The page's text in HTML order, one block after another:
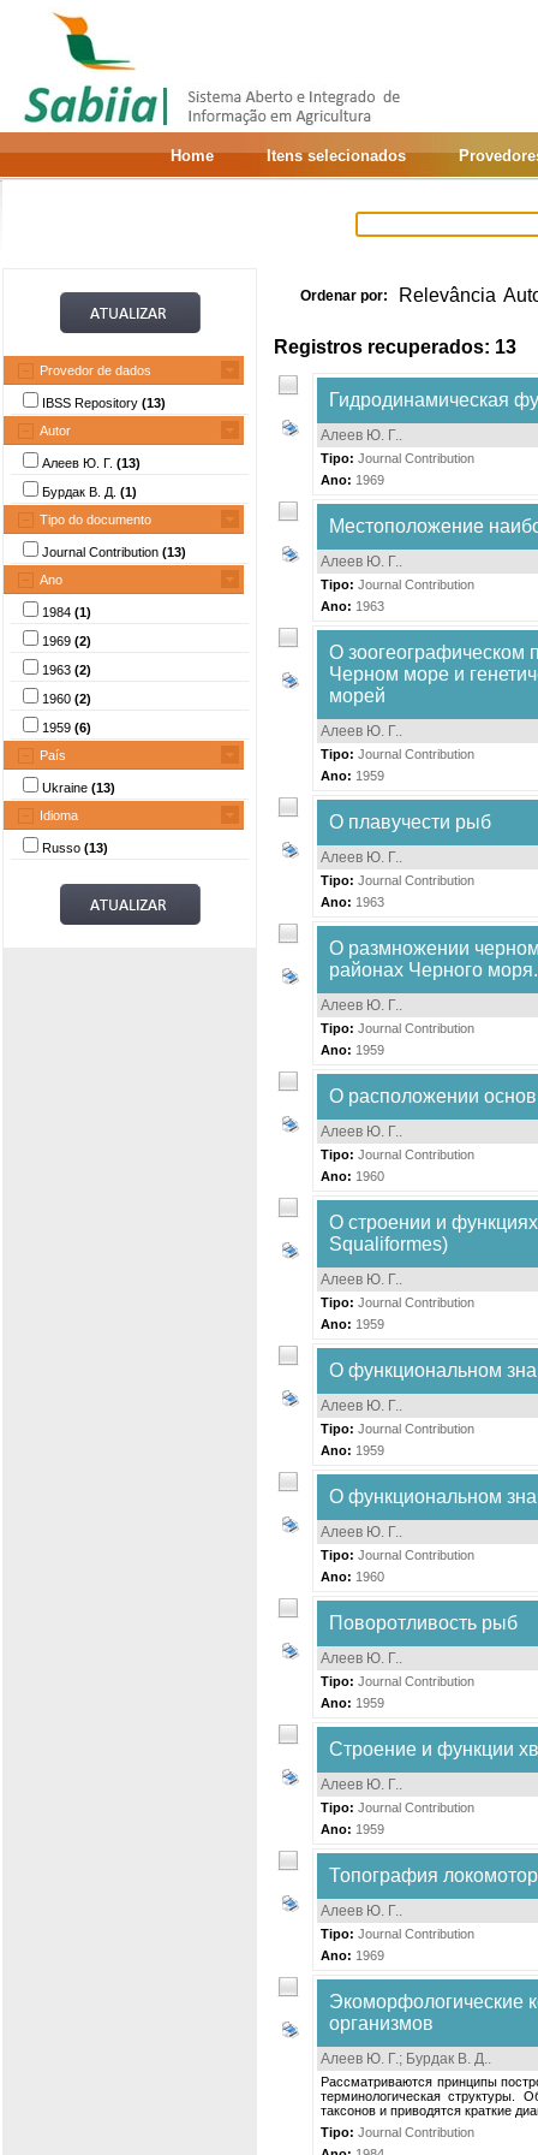
Home Itens selecionados
Provedor de dados
IBSS Repository (13)
Autor
Алеев Ю. Г. (13)
Бурдак В. Д. (1)
Tipo do documento
Journal Contribution (13)
Ano
1984 (1)
1969 (2)
1963 (2)
1960 (2)
1959 (6)
País
Ukraine (13)
Idioma
Russo (13)
Ordenar por: Relevância
Registros recuperados: 13
Гидродинамическая
Алеев Ю. Г..
Tipo: Journal Contribution
Ano: 1969
Местоположение
Алеев Ю. Г..
Tipo: Journal Contribution
Ano: 1963
О зоогеографическом
Черном море и
морей
Алеев Ю. Г..
Tipo: Journal Contribution
Ano: 1959
О плавучести рыб
Алеев Ю. Г..
Tipo: Journal Contribution
Ano: 1963
О размножении
районах Черного моря.
Алеев Ю. Г..
Tipo: Journal Contribution
Ano: 1959
О расположении
Алеев Ю. Г..
Tipo: Journal Contribution
Ano: 1960
О строении и
Squaliformes)
Алеев Ю. Г..
Tipo: Journal Contribution
Ano: 1959
О функциональном
Алеев Ю. Г..
Tipo: Journal Contribution
Ano: 1959
О функциональном
Алеев Ю. Г..
Tipo: Journal Contribution
Ano: 1960
Поворотливость рыб
Алеев Ю. Г..
Tipo: Journal Contribution
Ano: 1959
Строение и функции
Алеев Ю. Г..
Tipo: Journal Contribution
Ano: 1959
Топография
Алеев Ю. Г..
Tipo: Journal Contribution
Ano: 1969
Экоморфологические
организмов
Алеев Ю. Г.; Бурдак В. Д..
Рассматриваются принципы
терминологическая структуры.
таксонов и приводятся краткие
Tipo: Journal Contribution